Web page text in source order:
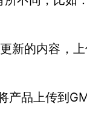
新的内容，
产品上传到